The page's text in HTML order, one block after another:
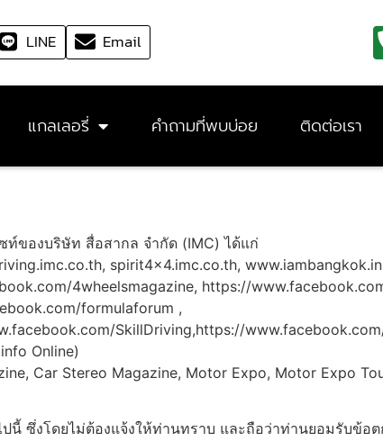
LINE Email
แกลเลอรี่ คำถามที่พบบ่อย ติดต่อเรา
ท์ของบริษัท สื่อสากล จำกัด (IMC) ได้แก่
spirit4x4.imc.co.th,
4wheelsmagazine, https://
formulaforum ,
SkillDriving,https://
Online)
Car Stereo Magazine, Motor Expo, Motor Expo
นี้ ซึ่งโดยไม่ต้องแจ้งให้ท่านทราบ และถือว่าท่านยอมรับข้อ